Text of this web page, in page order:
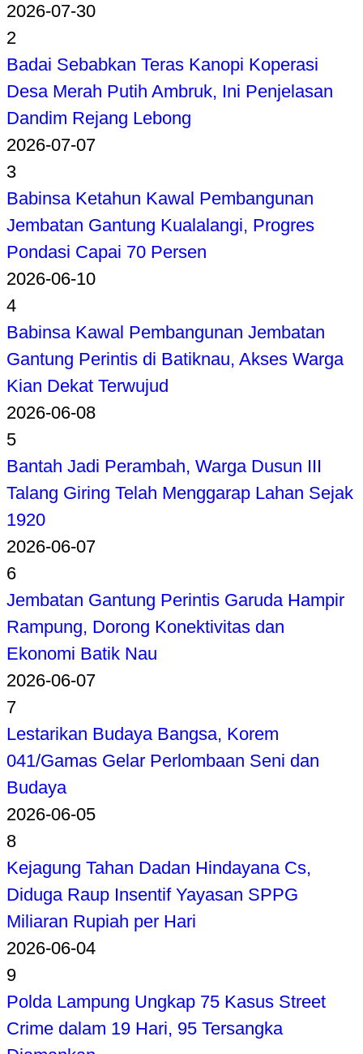
2026-07-30
2
Badai Sebabkan Teras Kanopi Koperasi
Desa Merah Putih Ambruk, Ini Penjelasan
Dandim Rejang Lebong
2026-07-07
3
Babinsa Ketahun Kawal Pembangunan
Jembatan Gantung Kualalangi, Progres
Pondasi Capai 70 Persen
2026-06-10
4
Babinsa Kawal Pembangunan Jembatan
Gantung Perintis di Batiknau, Akses Warga
Kian Dekat Terwujud
2026-06-08
5
Bantah Jadi Perambah, Warga Dusun III
Talang Giring Telah Menggarap Lahan Sejak
1920
2026-06-07
6
Jembatan Gantung Perintis Garuda Hampir
Rampung, Dorong Konektivitas dan
Ekonomi Batik Nau
2026-06-07
7
Lestarikan Budaya Bangsa, Korem
041/Gamas Gelar Perlombaan Seni dan
Budaya
2026-06-05
8
Kejagung Tahan Dadan Hindayana Cs,
Diduga Raup Insentif Yayasan SPPG
Miliaran Rupiah per Hari
2026-06-04
9
Polda Lampung Ungkap 75 Kasus Street
Crime dalam 19 Hari, 95 Tersangka